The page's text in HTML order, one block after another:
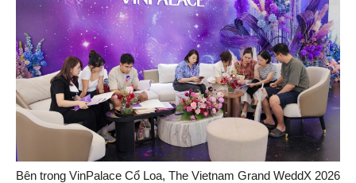
Bên trong VinPalace Cổ Loa, The Vietnam Grand WeddX 2026